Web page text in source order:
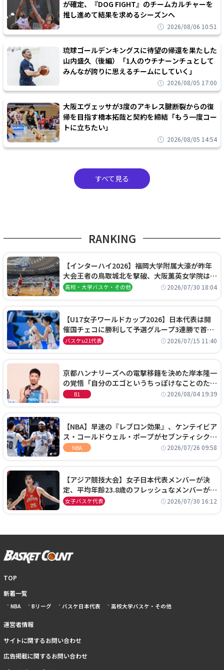
が確定、『DOG FIGHT』のチームカルチャーを
推し進めて結果を求めるシーズンへ
2026/08/06 10:51
琉球ゴールデンキングスに待望の帰還を果たした
山内盛久（後編）「1人のウチナーンチュとして
みんなが誇りに思えるチームにしていく」
2026/08/05 17:00
大阪エヴェッサが3度のアキレス腱断裂からの復
帰を目指す橋本拓哉と契約を締結「もう一度コー
トに立ちたい」
2026/08/05 14:54
すべて見る
RANKING
【インターハイ2026】福岡大学附属大濠が昨年
大会王者の鳥取城北を撃破、大阪薫英女学院は岐
阜女子に完勝、大会3日目試合結果
高校・大学バスケ・その他 2026/07/30 18:04
【U17女子ワールドカップ2026】日本代表は開
催国チェコに勝利して予選グループ3連勝で首位
通過！準々決勝の相手はエジプトに決定
バスケu21代表 2026/07/15 11:40
京都ハンナリーズへの電撃移籍を決めた岸本隆一
の覚悟「自分のエゴというちっぽけなことのため
に、京都に来たわけではない」
B1 2026/08/04 19:39
【NBA】早速の『レブロン効果』、ケンテイビア
ス・コールドウェル・ポープがセブンティシクサ
ーズに1年契約で加入
NBA 2026/07/26 09:58
【アジア競技大会】女子日本代表メンバーが決
定、平均年齢23.8歳のフレッシュなメンバーが日
本開催の大舞台で頂点を狙う
女子バスケ代表 2026/07/30 16:12
TOP
新着一覧
NBA Bリーグ バスケ日本代表 高校大学バスケ・その他
運営者情報
サイトに関するお問い合わせ
広告掲載に関するお問い合わせ